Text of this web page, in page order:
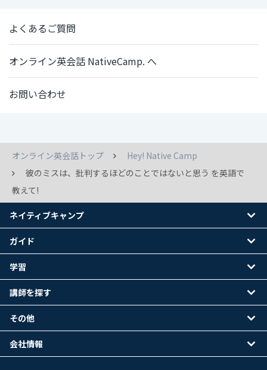
よくあるご質問
オンライン英会話 NativeCamp. へ
お問い合わせ
オンライン英会話トップ
Hey! Native Camp
彼のミスは、批判するほどのことではないと思う を英語で
教えて!
ネイティブキャンプ
ガイド
学習
講師を探す
その他
会社情報